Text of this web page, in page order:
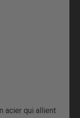
acier qui allient